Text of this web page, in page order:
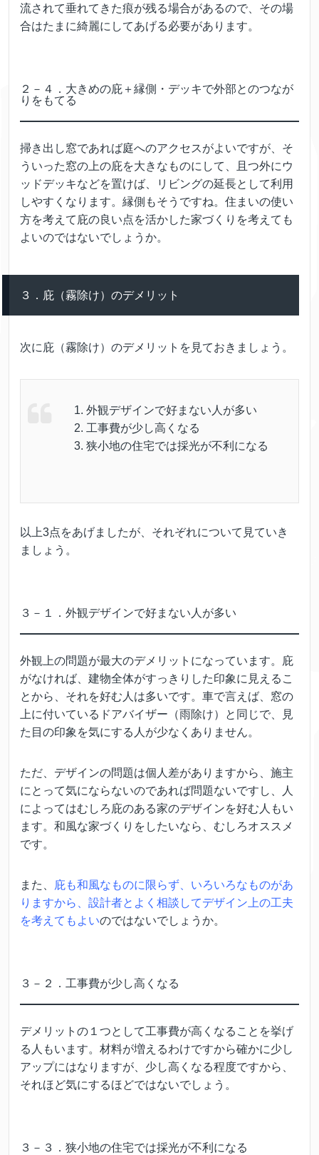
流されて垂れてきた痕が残る場合があるので、その場
合はたまに綺麗にしてあげる必要があります。
２－４．大きめの庇＋縁側・デッキで外部とのつなが
りをもてる
掃き出し窓であれば庭へのアクセスがよいですが、そ
ういった窓の上の庇を大きなものにして、且つ外にウ
ッドデッキなどを置けば、リビングの延長として利用
しやすくなります。縁側もそうですね。住まいの使い
方を考えて庇の良い点を活かした家づくりを考えても
よいのではないでしょうか。
３．庇（霧除け）のデメリット
次に庇（霧除け）のデメリットを見ておきましょう。
外観デザインで好まない人が多い
工事費が少し高くなる
狭小地の住宅では採光が不利になる
以上3点をあげましたが、それぞれについて見ていき
ましょう。
３－１．外観デザインで好まない人が多い
外観上の問題が最大のデメリットになっています。庇
がなければ、建物全体がすっきりした印象に見えるこ
とから、それを好む人は多いです。車で言えば、窓の
上に付いているドアバイザー（雨除け）と同じで、見
た目の印象を気にする人が少なくありません。
ただ、デザインの問題は個人差がありますから、施主
にとって気にならないのであれば問題ないですし、人
によってはむしろ庇のある家のデザインを好む人もい
ます。和風な家づくりをしたいなら、むしろオススメ
です。
また、
庇も和風なものに限らず、いろいろなものがあ
りますから、設計者とよく相談してデザイン上の工夫
を考えてもよいのではないでしょうか。
３－２．工事費が少し高くなる
デメリットの１つとして工事費が高くなることを挙げ
る人もいます。材料が増えるわけですから確かに少し
アップにはなりますが、少し高くなる程度ですから、
それほど気にするほどではないでしょう。
３－３．狭小地の住宅では採光が不利になる